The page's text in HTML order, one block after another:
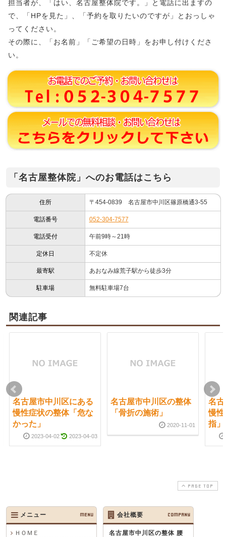
担当者が、「はい、名古屋整体院です。」と電話に出ますの
で、「HPを見た」、「予約を取りたいのですが」とおっしゃ
ってください。
その際に、「お名前」「ご希望の日時」をお申し付けくださ
い。
「名古屋整体院」へのお電話はこちら
住所 〒454-0839 名古屋市中川区篠原橋通3-55
電話番号 052-304-7577
電話受付 午前9時～21時
定休日 不定休
最寄駅 あおなみ線荒子駅から徒歩3分
駐車場 無料駐車場7台
関連記事
名古屋市中川区にある
慢性症状の整体「危な
かった」
2023-04-02 2023-04-03
名古屋市中川区の整体
「骨折の施術」
2020-11-01
名
慢
指」
PAGE TOP
メニュー MENU
ＨＯＭＥ
会社概要 COMPANY
名古屋市中川区の整体 腰